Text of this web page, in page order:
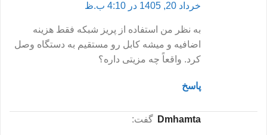
خرداد 20, 1405 در 4:10 ب.ظ
به نظر من استفاده از پریز شبکه فقط هزینه
اضافیه و میشه کابل رو مستقیم به دستگاه وصل
کرد. واقعاً چه مزیتی داره؟
پاسخ
dmhamta گفت: